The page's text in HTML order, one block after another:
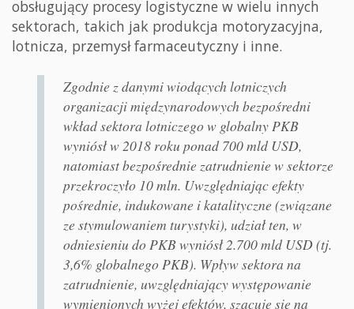
obsługujący procesy logistyczne w wielu innych
sektorach, takich jak produkcja motoryzacyjna,
lotnicza, przemysł farmaceutyczny i inne.
Zgodnie z danymi wiodących lotniczych
organizacji międzynarodowych bezpośredni
wkład sektora lotniczego w globalny PKB
wyniósł w 2018 roku ponad 700 mld USD,
natomiast bezpośrednie zatrudnienie w sektorze
przekroczyło 10 mln. Uwzględniając efekty
pośrednie, indukowane i katalityczne (związane
ze stymulowaniem turystyki), udział ten, w
odniesieniu do PKB wyniósł 2.700 mld USD (tj.
3,6% globalnego PKB). Wpływ sektora na
zatrudnienie, uwzględniający występowanie
wymienionych wyżej efektów, szacuje się na